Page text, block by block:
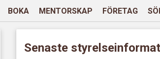
BOKA MENTORSKAP FÖRETAG
Senaste